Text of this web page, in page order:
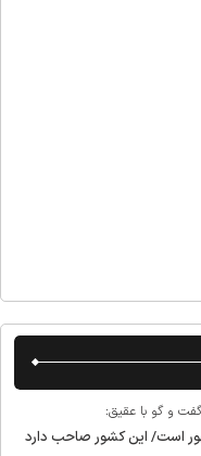
و گو با عقیق:
است/ این کشور صاحب دارد